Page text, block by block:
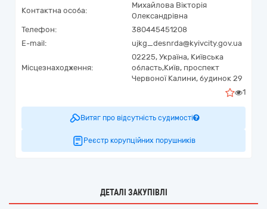
Контактна особа:
Михайлова Вікторія
Олександрівна
Телефон:
380445451208
E-mail:
ujkg_desnrda@kyivcity.gov.ua
Місцезнаходження:
02225, Україна, Київська
область,Київ, проспект
Червоної Калини, будинок 29
1
Витяг про відсутність судимості
Реєстр корупційних порушників
ДЕТАЛІ ЗАКУПІВЛІ